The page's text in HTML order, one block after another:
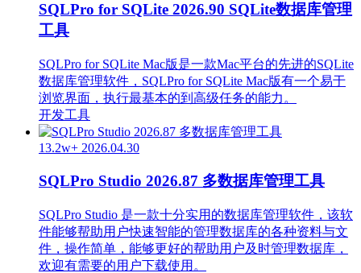
SQLPro for SQLite 2026.90 SQLite数据库管理
工具
SQLPro for SQLite Mac版是一款Mac平台的先进的SQLite
数据库管理软件，SQLPro for SQLite Mac版有一个易于
浏览界面，执行最基本的到高级任务的能力。
开发工具
13.2w+ 2026.04.30
SQLPro Studio 2026.87 多数据库管理工具
SQLPro Studio 是一款十分实用的数据库管理软件，该软
件能够帮助用户快速智能的管理数据库的各种资料与文
件，操作简单，能够更好的帮助用户及时管理数据库，
欢迎有需要的用户下载使用。